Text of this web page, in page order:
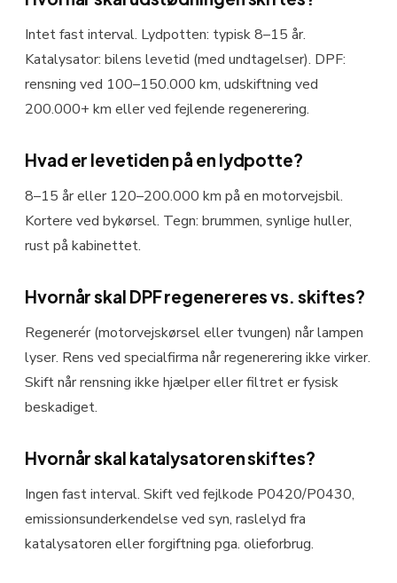
Intet fast interval. Lydpotten: typisk 8–15 år.
Katalysator: bilens levetid (med undtagelser). DPF:
rensning ved 100–150.000 km, udskiftning ved
200.000+ km eller ved fejlende regenerering.
Hvad er levetiden på en lydpotte?
8–15 år eller 120–200.000 km på en motorvejsbil.
Kortere ved bykørsel. Tegn: brummen, synlige huller,
rust på kabinettet.
Hvornår skal DPF regenereres vs. skiftes?
Regenerér (motorvejskørsel eller tvungen) når lampen
lyser. Rens ved specialfirma når regenerering ikke virker.
Skift når rensning ikke hjælper eller filtret er fysisk
beskadiget.
Hvornår skal katalysatoren skiftes?
Ingen fast interval. Skift ved fejlkode P0420/P0430,
emissionsunderkendelse ved syn, raslelyd fra
katalysatoren eller forgiftning pga. olieforbrug.